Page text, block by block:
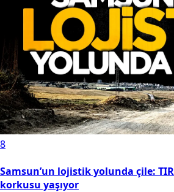
8
Samsun’un lojistik yolunda çile:
korkusu yaşıyor